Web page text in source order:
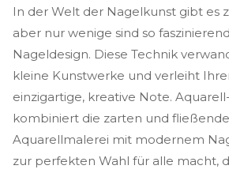
In der Welt der Nagelkunst gibt es
aber nur wenige sind so
Nageldesign. Diese Technik
kleine Kunstwerke und verleiht
einzigartige, kreative Note.
kombiniert die zarten und
Aquarellmalerei mit modernem
zur perfekten Wahl für alle macht,